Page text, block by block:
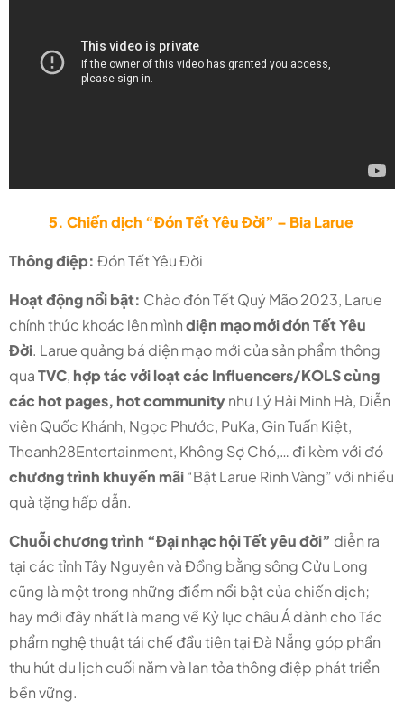
5. Chiến dịch “Đón Tết Yêu Đời” – Bia Larue
Thông điệp: Đón Tết Yêu Đời
Hoạt động nổi bật: Chào đón Tết Quý Mão 2023, Larue
chính thức khoác lên mìnhdiện mạo mới đón Tết Yêu
Đời. Larue quảng bá diện mạo mới của sản phẩm thông
quaTVC, hợp tác với loạt các Influencers/KOLS cùng
các hot pages, hot communitynhư Lý Hải Minh Hà, Diễn
viên Quốc Khánh, Ngọc Phước, PuKa, Gin Tuấn Kiệt,
Theanh28Entertainment, Không Sợ Chó,… đi kèm với đó
chương trình khuyến mãi“Bật Larue Rinh Vàng” với nhiều
quà tặng hấp dẫn.
Chuỗi chương trình “Đại nhạc hội Tết yêu đời” diễn ra
tại các tỉnh Tây Nguyên và Đồng bằng sông Cửu Long
cũng là một trong những điểm nổi bật của chiến dịch;
hay mới đây nhất là mang về Kỷ lục châu Á dành cho Tác
phẩm nghệ thuật tái chế đầu tiên tại Đà Nẵng góp phần
thu hút du lịch cuối năm và lan tỏa thông điệp phát triển
bền vững.